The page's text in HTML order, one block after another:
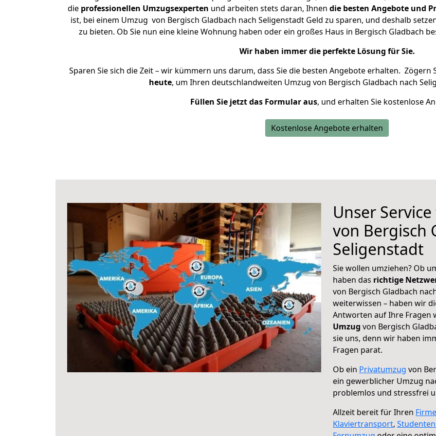
die professionellen Umzugsexperten und arbeiten stets daran, Ihnen die besten Angebote und
ist, bei einem Umzug von Bergisch Gladbach nach Seligenstadt Geld zu sparen, und deshalb
zu bieten. Ob Sie nun eine kleine Wohnung haben oder ein großes Haus in Bergisch Gladbach
Wir haben immer die perfekte Lösung für Sie.
Sparen Sie sich die Zeit – wir kümmern uns darum, dass Sie die besten Angebote erhalten. Zögern
heute, um Ihren deutschlandweiten Umzug von Bergisch Gladbach nach
Füllen Sie jetzt das Formular aus, und erhalten Sie kostenlose
Kostenlose Angebote erhalten
Unser
von Bergisch
Seligenstadt
Sie wollen umziehen? Ob
haben das richtige
von Bergisch Gladbach
weiterwissen – haben wir
Antworten auf Ihre Fragen
Umzug von Bergisch
sie uns, denn wir haben
Fragen parat.
Ob ein Privatumzug von
ein gewerblicher Umzug
problemlos und stressfrei
Allzeit bereit für Ihren
Klaviertransport,